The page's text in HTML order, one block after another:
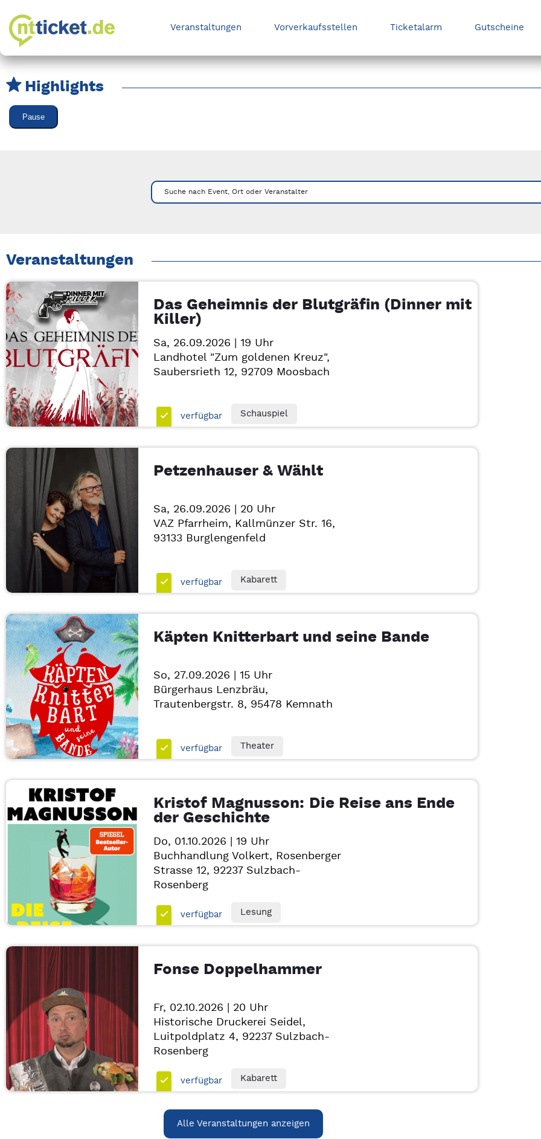
Veranstaltungen Vorverkaufsstellen Ticketalarm Gutscheine
Highlights
Karussell Veranstaltungen überspringen
Pause
Suche nach Event, Ort oder Veranstalter
Veranstaltungen
Das Geheimnis der Blutgräfin (Dinner mit
Killer)
Sa, 26.09.2026 | 19 Uhr
Landhotel "Zum goldenen Kreuz",
Saubersrieth 12, 92709 Moosbach
verfügbar Schauspiel
Petzenhauser & Wählt
Sa, 26.09.2026 | 20 Uhr
VAZ Pfarrheim, Kallmünzer Str. 16,
93133 Burglengenfeld
verfügbar Kabarett
Käpten Knitterbart und seine Bande
So, 27.09.2026 | 15 Uhr
Bürgerhaus Lenzbräu,
Trautenbergstr. 8, 95478 Kemnath
verfügbar Theater
Kristof Magnusson: Die Reise ans Ende
der Geschichte
Do, 01.10.2026 | 19 Uhr
Buchhandlung Volkert, Rosenberger
Strasse 12, 92237 Sulzbach-
Rosenberg
verfügbar Lesung
Fonse Doppelhammer
Fr, 02.10.2026 | 20 Uhr
Historische Druckerei Seidel,
Luitpoldplatz 4, 92237 Sulzbach-
Rosenberg
verfügbar Kabarett
Alle Veranstaltungen anzeigen